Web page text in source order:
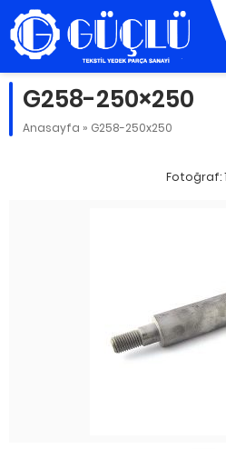
G258-250×250
Anasayfa » G258-250x250
Fotoğraf: 1